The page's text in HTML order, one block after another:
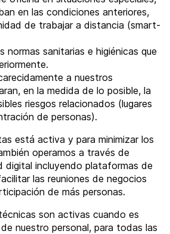
en las condiciones anteriores,
de trabajar a distancia (smart-
normas sanitarias e higiénicas que
a nuestros
en la medida de lo posible, la
riesgos relacionados (lugares
de personas).
está activa y para minimizar los
operamos a través de
digital incluyendo plataformas de
las reuniones de negocios
de más personas.
son activas cuando es
nuestro personal, para todas las